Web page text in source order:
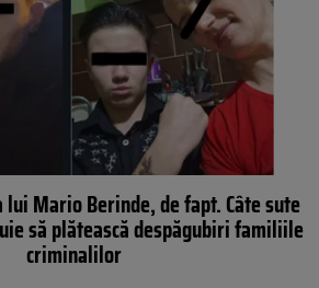
Mario Berinde, de fapt. Câte sute
să plătească despăgubiri familiile
criminalilor